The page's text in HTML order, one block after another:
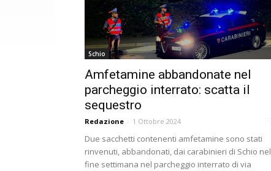
Schio
Amfetamine abbandonate nel
parcheggio interrato: scatta il
sequestro
Redazione - 1 Ottobre 2024
Due sacchetti contenenti amfetamine sono stati
rinvenuti, abbandonati, dai carabinieri di Schio nel
fine settimana nel parcheggio interrato di via